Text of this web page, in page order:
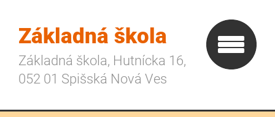
Základná škola
Základná škola, Hutnícka 16,
052 01 Spišská Nová Ves